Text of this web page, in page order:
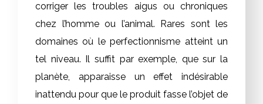
corriger les troubles aigus ou chroniques
chez l’homme ou l’animal. Rares sont les
domaines où le perfectionnisme atteint un
tel niveau. Il suffit par exemple, que sur la
planète, apparaisse un effet indésirable
inattendu pour que le produit fasse l’objet de